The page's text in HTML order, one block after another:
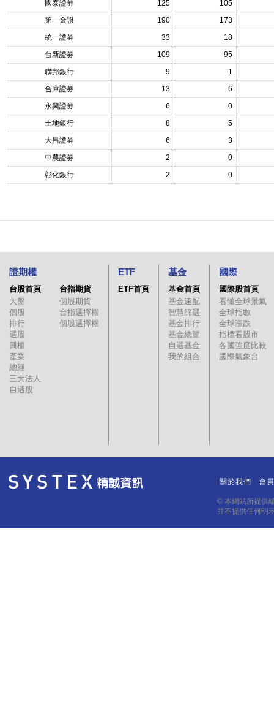
國泰證券
125
105
第一金證
190
173
統一證券
33
18
台新證券
109
95
聯邦銀行
9
1
合庫證券
13
6
永興證券
6
0
土地銀行
8
5
大昌證券
6
3
中農證券
2
0
彰化銀行
2 0
證期權
台股首頁
大盤
個股
排行
選股
興櫃
產業
總經
三大法人
自選股
台指期貨
個股期貨
台指選擇權
個股選擇權
ETF
ETF首頁
基金
基金首頁
基金速配
智慧篩選
基金排行
基金總覽
自選基金
我的組合
國際
國際股首頁
看懂全球景氣
全球指數
全球漲跌
指標看股市
各國強度比較
國際氣象台
關於我們 會
© 本網站所提供
並不提供任何明